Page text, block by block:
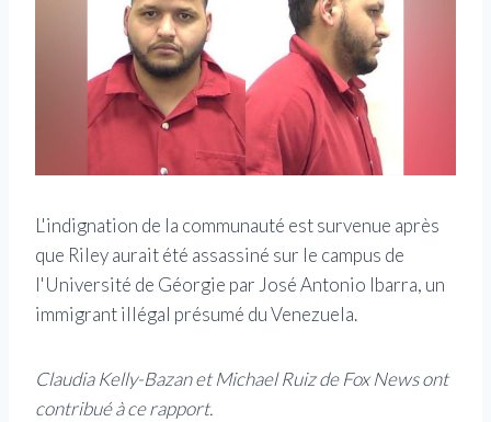
L'indignation de la communauté est survenue après
que Riley aurait été assassiné sur le campus de
l'Université de Géorgie par José Antonio Ibarra, un
immigrant illégal présumé du Venezuela.
Claudia Kelly-Bazan et Michael Ruiz de Fox News ont
contribué à ce rapport.